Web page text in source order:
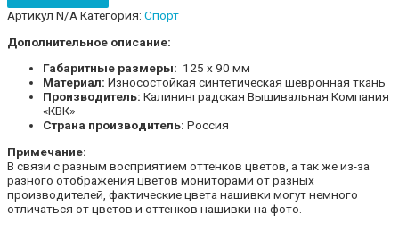
Артикул N/A Категория: Спорт
Дополнительное описание:
Габаритные размеры: 125 х 90 мм
Материал: Износостойкая синтетическая шевронная ткань
Производитель: Калининградская Вышивальная Компания
«КВК»
Страна производитель: Россия
Примечание:
В связи с разным восприятием оттенков цветов, а так же из-за
разного отображения цветов мониторами от разных
производителей, фактические цвета нашивки могут немного
отличаться от цветов и оттенков нашивки на фото.